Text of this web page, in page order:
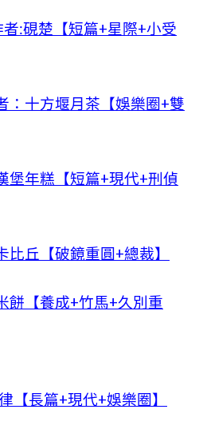
者:硯楚【短篇+星際+小受
：十方堰月茶【娛樂圈+雙
堡年糕【短篇+現代+刑偵
比丘【破鏡重圓+總裁】
餅【養成+竹馬+久別重
【長篇+現代+娛樂圈】